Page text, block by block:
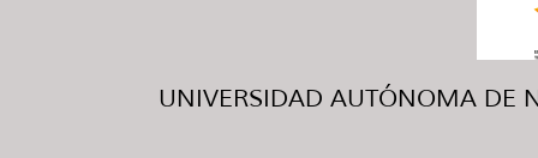
UNIVERSIDAD AUTÓNOMA DE